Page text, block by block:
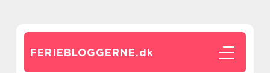
FERIEBLOGGERNE.dk